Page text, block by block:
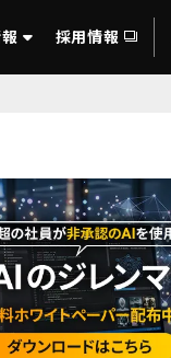
採用情報